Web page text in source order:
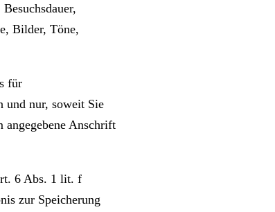
Bilder, Töne,
für
und nur, soweit Sie
angegebene Anschrift
6 Abs. 1 lit. f
zur Speicherung